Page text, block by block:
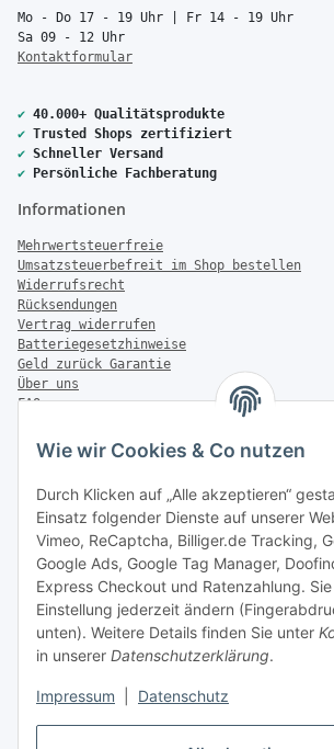
Wie wir Cookies & Co nutzen
Durch Klicken auf „Alle akzeptieren“
Einsatz folgender Dienste auf unserer
Vimeo, ReCaptcha, Billiger.de Tracking,
Google Ads, Google Tag Manager,
Express Checkout und Ratenzahlung.
Einstellung jederzeit ändern
unten). Weitere Details finden Sie unter
in unserer Datenschutzerklärung.
Impressum Datenschutz
Mo - Do 17 - 19 Uhr | Fr 14 - 19 Uhr
Sa 09 - 12 Uhr
Kontaktformular
✔ 40.000+ Qualitätsprodukte
✔ Trusted Shops zertifiziert
✔ Schneller Versand
✔ Persönliche Fachberatung
Informationen
Mehrwertsteuerfreie
Umsatzsteuerbefreit im Shop bestellen
Widerrufsrecht
Rücksendungen
Vertrag widerrufen
Batteriegesetzhinweise
Geld zurück Garantie
Über uns
FAQ
Zahlung & Versand
Versandinformationen
Sonstiges